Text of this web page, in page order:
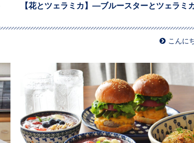
【花とツェラミカ】—ブルースターとツェラ
こんに